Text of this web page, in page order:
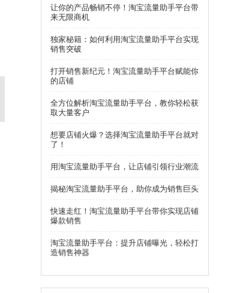
让你的产品畅销不停！淘宝流量助手平台带
来无限商机
独家秘籍：如何利用淘宝流量助手平台实现
销售突破
打开销售新纪元！淘宝流量助手平台赋能你
的店铺
全方位解析淘宝流量助手平台，教你轻松获
取大量客户
想要店铺火爆？选择淘宝流量助手平台就对
了！
用淘宝流量助手平台，让店铺引领行业潮流
揭秘淘宝流量助手平台，助你成为销售巨头
快速走红！淘宝流量助手平台带你实现店铺
爆款销售
淘宝流量助手平台：提升店铺曝光，轻松打
造销售神器